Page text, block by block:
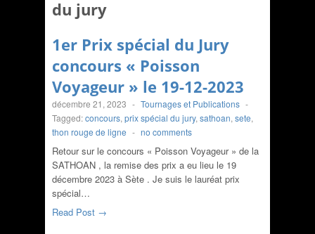
du jury
1er Prix spécial du Jury
concours « Poisson
Voyageur » le 19-12-2023
décembre 21, 2023 - Tournages et Publications -
Tagged:concours, prix spécial du jury, sathoan, sete,
thon rouge de ligne - no comments
Retour sur le concours « Poisson Voyageur » de la
SATHOAN , la remise des prix a eu lieu le 19
décembre 2023 à Sète . Je suis le lauréat prix
spécial…
Read Post →